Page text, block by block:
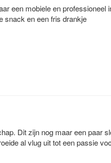
een mobiele en
snack en een fris drankje
Dit zijn nog maar een paar
al vlug uit tot een passie